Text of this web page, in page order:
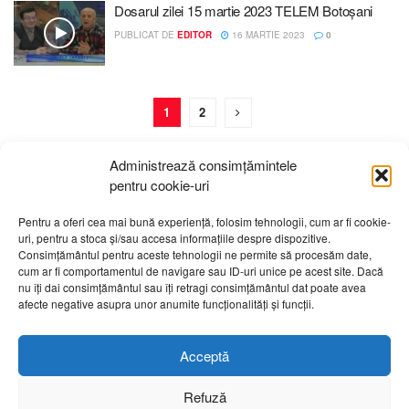
Administrează consimțămintele
pentru cookie-uri
Pentru a oferi cea mai bună experiență, folosim tehnologii, cum ar fi cookie-
uri, pentru a stoca și/sau accesa informațiile despre dispozitive.
Consimțământul pentru aceste tehnologii ne permite să procesăm date,
cum ar fi comportamentul de navigare sau ID-uri unice pe acest site. Dacă
nu îți dai consimțământul sau îți retragi consimțământul dat poate avea
afecte negative asupra unor anumite funcționalități și funcții.
Acceptă
Refuză
Dosarul zilei 15 martie 2023 TELEM Botoșani
PUBLICAT DE EDITOR 16 MARTIE 2023 0
1 2
Despre noi Publicitate Contact
Politică de confidențialitate
Cod Deontologic
Grila de programe
Daca sunteti martorul unor evenimente importante vă rugăm
să ne contactați pe email:telembotosani.tv@gmail.com